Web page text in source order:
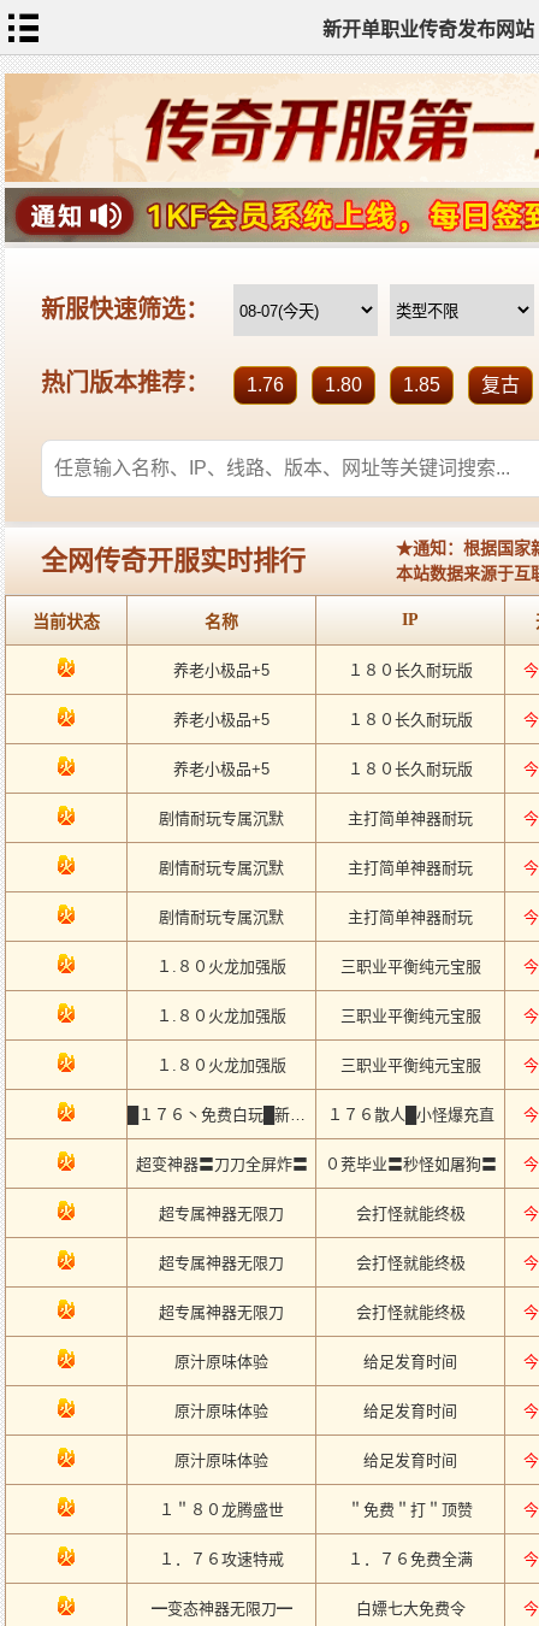
新开单职业传奇发布网站
网
站
首
页
单
职
业
传
奇
迷
失
传
奇
神
器
单
职
业
打
金
传
奇
sf
新
开
单
职
业
传
奇
全
站
标
签